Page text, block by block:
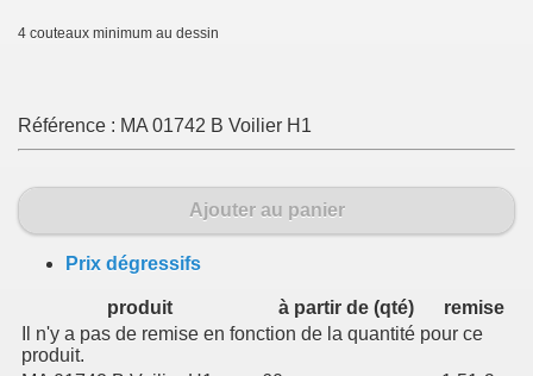
4 couteaux minimum au dessin
Référence : MA 01742 B Voilier H1
Ajouter au panier
Prix dégressifs
produit à partir de (qté)
remise
Il n'y a pas de remise en fonction de la quantité pour ce
produit.